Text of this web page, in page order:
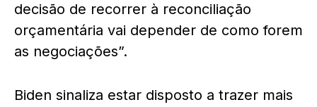
decisão de recorrer à reconciliação
orçamentária vai depender de como forem
as negociações”.
Biden sinaliza estar disposto a trazer mais